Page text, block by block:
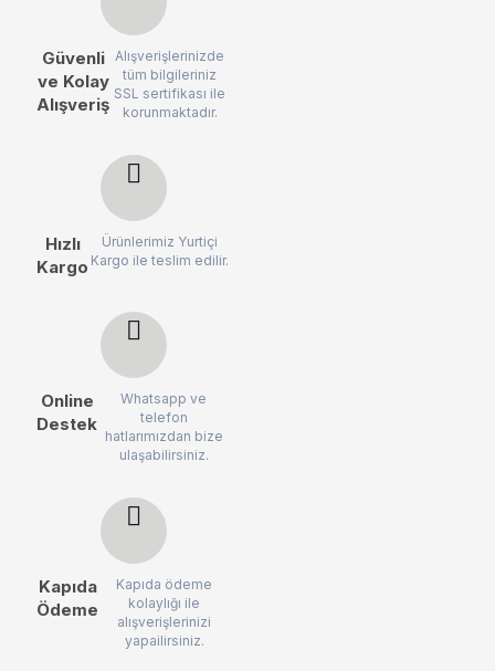
Güvenli
ve Kolay
Alışveriş
Alışverişlerinizde
tüm bilgileriniz
SSL sertifikası ile
korunmaktadır.
Hızlı
Kargo
Ürünlerimiz Yurtiçi
Kargo ile teslim edilir.
Online
Destek
Whatsapp ve
telefon
hatlarımızdan bize
ulaşabilirsiniz.
Kapıda
Ödeme
Kapıda ödeme
kolaylığı ile
alışverişlerinizi
yapailirsiniz.